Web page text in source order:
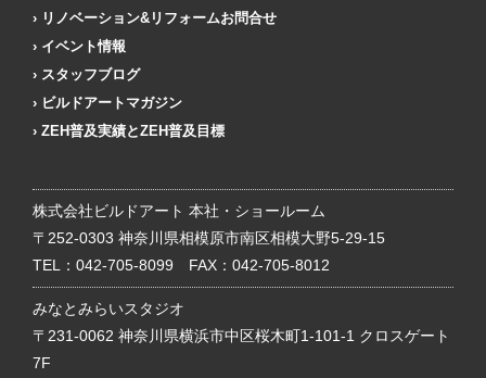
リノベーション&リフォームお問合せ
イベント情報
スタッフブログ
ビルドアートマガジン
ZEH普及実績とZEH普及目標
株式会社ビルドアート 本社・ショールーム
〒252-0303 神奈川県相模原市南区相模大野5-29-15
TEL： 042-705-8099 FAX：042-705-8012
みなとみらいスタジオ
〒231-0062 神奈川県横浜市中区桜木町1-101-1 クロスゲート
7F